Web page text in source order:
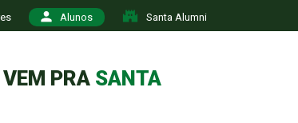
Alunos Santa Alumni
VEM PRA SANTA